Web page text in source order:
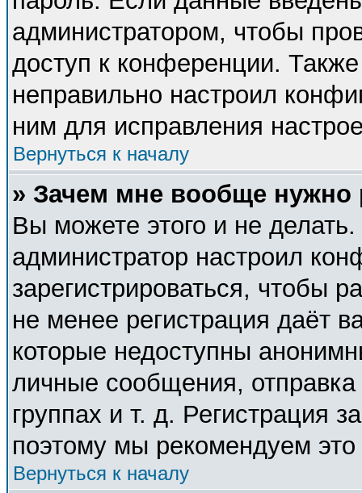
администратором, чтобы
доступ к конференции.
неправильно настроил
ним для исправления
Вернуться к началу
» Зачем мне вообще нужно
Вы можете этого и не делать.
администратор настроил
зарегистрироваться, чтобы
не менее регистрация даёт
которые недоступны
личные сообщения,
группах и т. д. Регистрация
поэтому мы рекомендуем это
Вернуться к началу